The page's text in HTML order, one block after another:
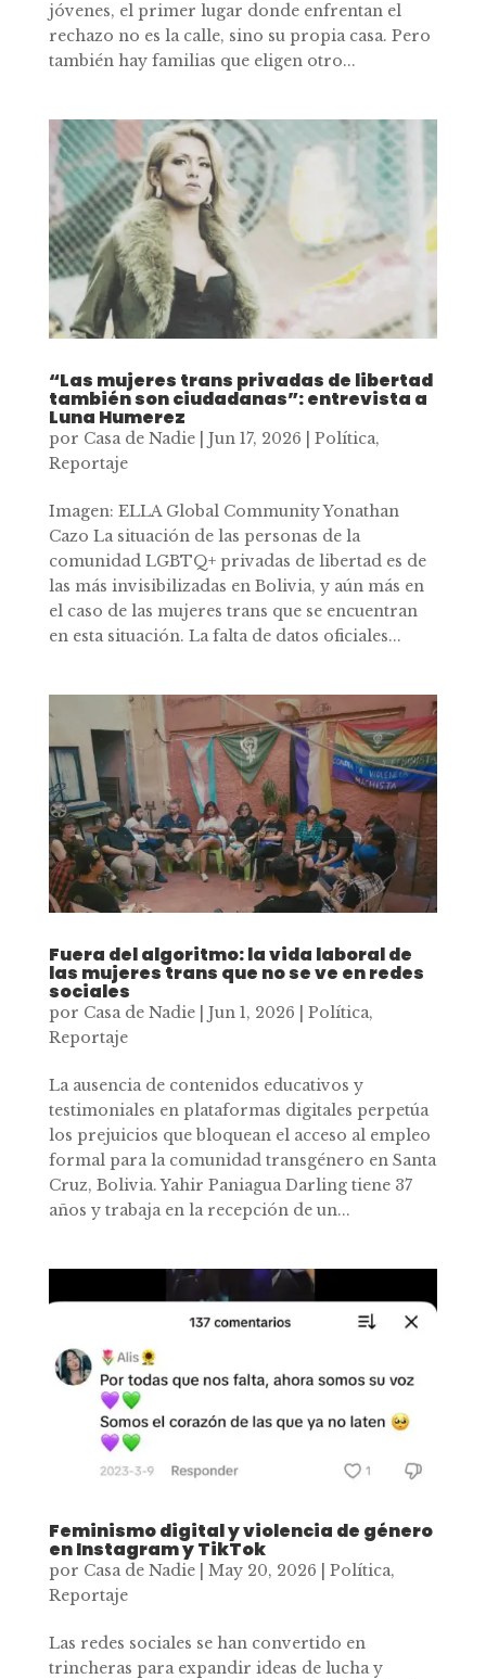
jóvenes, el primer lugar donde enfrentan el
rechazo no es la calle, sino su propia casa. Pero
también hay familias que eligen otro...
“Las mujeres trans privadas de libertad
también son ciudadanas”: entrevista a
Luna Humerez
por Casa de Nadie| Jun 17, 2026 Política,
Reportaje
Imagen: ELLA Global Community Yonathan
Cazo La situación de las personas de la
comunidad LGBTQ+ privadas de libertad es de
las más invisibilizadas en Bolivia, y aún más en
el caso de las mujeres trans que se encuentran
en esta situación. La falta de datos oficiales...
Fuera del algoritmo: la vida laboral de
las mujeres trans que no se ve en redes
sociales
por Casa de Nadie| Jun 1, 2026 Política,
Reportaje
La ausencia de contenidos educativos y
testimoniales en plataformas digitales perpetúa
los prejuicios que bloquean el acceso al empleo
formal para la comunidad transgénero en Santa
Cruz, Bolivia. Yahir Paniagua Darling tiene 37
años y trabaja en la recepción de un...
Feminismo digital y violencia de género
en Instagram y TikTok
por Casa de Nadie| May 20, 2026 Política,
Reportaje
Las redes sociales se han convertido en
trincheras para expandir ideas de lucha y